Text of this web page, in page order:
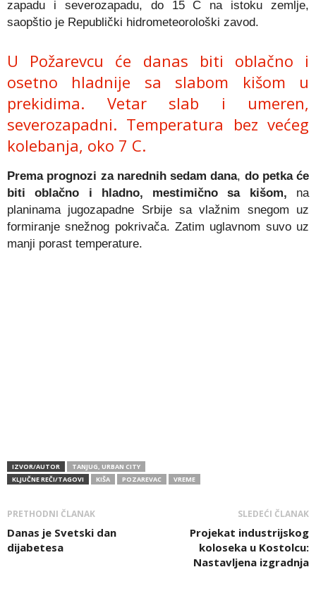
zapadu i severozapadu, do 15 C na istoku zemlje,
saopštio je Republički hidrometeorološki zavod.
U Požarevcu će danas biti oblačno i
osetno hladnije sa slabom kišom u
prekidima. Vetar slab i umeren,
severozapadni. Temperatura bez većeg
kolebanja, oko 7 C.
Prema prognozi za narednih sedam dana, do petka će
biti oblačno i hladno, mestimično sa kišom, na
planinama jugozapadne Srbije sa vlažnim snegom uz
formiranje snežnog pokrivača. Zatim uglavnom suvo uz
manji porast temperature.
IZVOR/AUTOR
TANJUG, URBAN CITY
KLJUČNE REČI/TAGOVI
KIŠA POZAREVAC VREME
PRETHODNI ČLANAK
Danas je Svetski dan
dijabetesa
SLEDEĆI ČLANAK
Projekat industrijskog
koloseka u Kostolcu:
Nastavlјena izgradnja